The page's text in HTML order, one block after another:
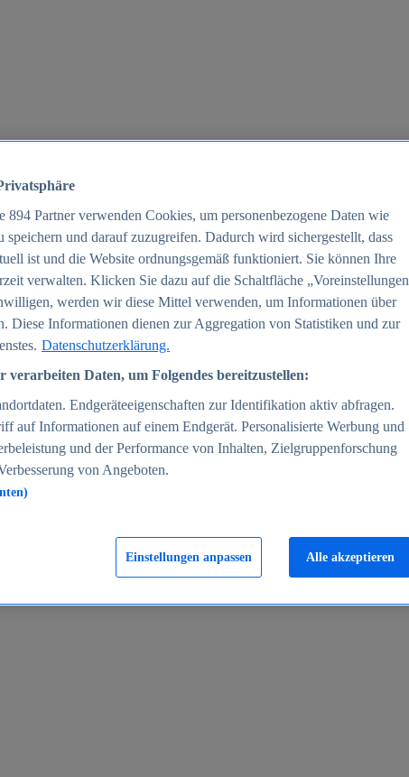
2005-2025
894 Partner verwenden Cookies, um personenbezogene Daten wie
speichern und darauf zuzugreifen. Dadurch wird sichergestellt, dass
ist und die Website ordnungsgemäß funktioniert. Sie können Ihre
verwalten. Klicken Sie dazu auf die Schaltfläche „Voreinstellungen
werden wir diese Mittel verwenden, um Informationen über
Diese Informationen dienen zur Aggregation von Statistiken und zur
Datenschutzerklärung.
Daten, um Folgendes bereitzustellen:
Endgeräteeigenschaften zur Identifikation aktiv abfragen.
auf Informationen auf einem Endgerät. Personalisierte Werbung und
und der Performance von Inhalten, Zielgruppenforschung
von Angeboten.
Einstellungen anpassen Alle akzeptieren